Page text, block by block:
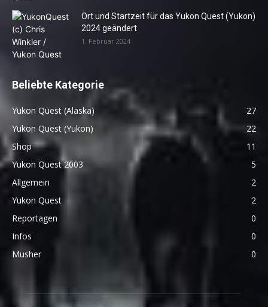
Ort und Startzeit für das Yukon Quest (Yukon)
2024 geändert
1. Februar 2024
Beliebte Kategorie
Yukon Quest (Alaska)
27
Yukon Quest (Yukon)
22
Shop
11
Yukon Quest 2003
5
Allgemein
2
Yukon Quest
2
Reportagen
0
Infos
0
Musher
0